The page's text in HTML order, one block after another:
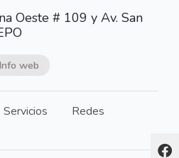
Oeste # 109 y Av. San
web
Servicios
Redes